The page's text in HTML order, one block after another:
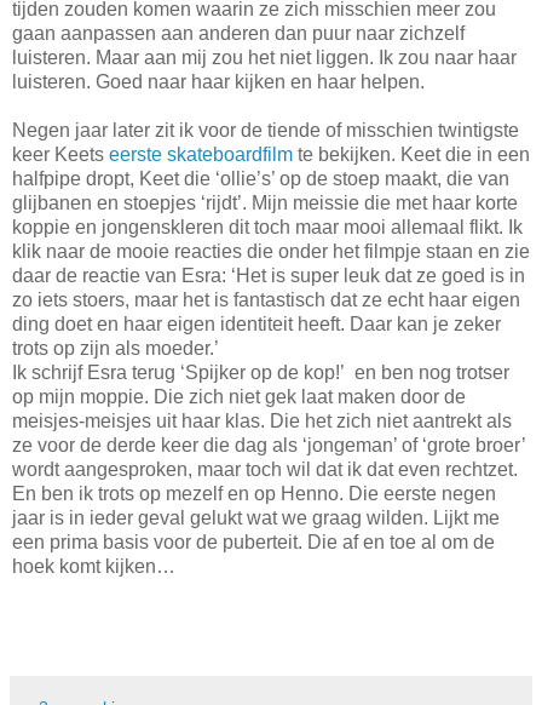
tijden zouden komen waarin ze zich misschien meer zou
gaan aanpassen aan anderen dan puur naar zichzelf
luisteren. Maar aan mij zou het niet liggen. Ik zou naar haar
luisteren. Goed naar haar kijken en haar helpen.
Negen jaar later zit ik voor de tiende of misschien twintigste
keer Keets eerste skateboardfilm te bekijken. Keet die in een
halfpipe dropt, Keet die ‘ollie’s’ op de stoep maakt, die van
glijbanen en stoepjes ‘rijdt’. Mijn meissie die met haar korte
koppie en jongenskleren dit toch maar mooi allemaal flikt. Ik
klik naar de mooie reacties die onder het filmpje staan en zie
daar de reactie van Esra: ‘Het is super leuk dat ze goed is in
zo iets stoers, maar het is fantastisch dat ze echt haar eigen
ding doet en haar eigen identiteit heeft. Daar kan je zeker
trots op zijn als moeder.’
Ik schrijf Esra terug ‘Spijker op de kop!’ en ben nog trotser
op mijn moppie. Die zich niet gek laat maken door de
meisjes-meisjes uit haar klas. Die het zich niet aantrekt als
ze voor de derde keer die dag als ‘jongeman’ of ‘grote broer’
wordt aangesproken, maar toch wil dat ik dat even rechtzet.
En ben ik trots op mezelf en op Henno. Die eerste negen
jaar is in ieder geval gelukt wat we graag wilden. Lijkt me
een prima basis voor de puberteit. Die af en toe al om de
hoek komt kijken…